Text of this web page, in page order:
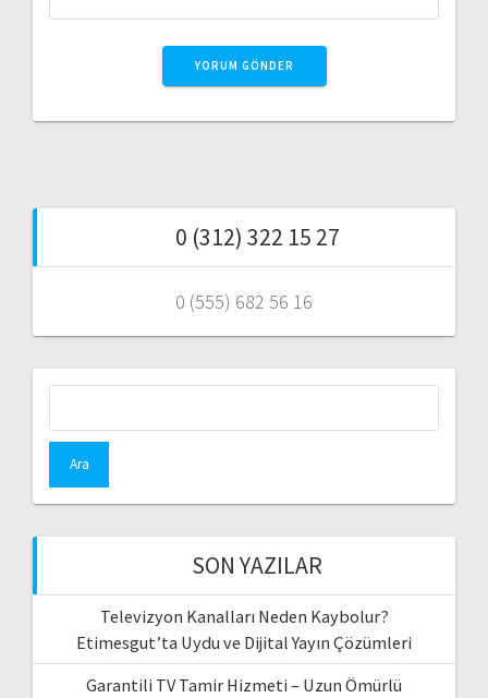
0 (312) 322 15 27
0 (555) 682 56 16
SON YAZILAR
Televizyon Kanalları Neden Kaybolur?
Etimesgut’ta Uydu ve Dijital Yayın Çözümleri
Garantili TV Tamir Hizmeti – Uzun Ömürlü